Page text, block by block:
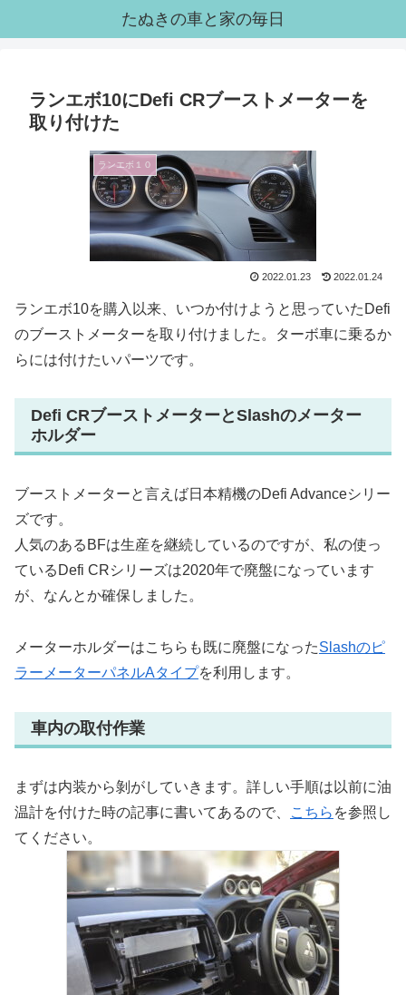
たぬきの車と家の毎日
ランエボ10にDefi CRブーストメーターを
取り付けた
ランエボ１０
2022.01.23 2022.01.24
ランエボ10を購入以来、いつか付けようと思っていたDefi
のブーストメーターを取り付けました。ターボ車に乗るか
らには付けたいパーツです。
Defi CRブーストメーターとSlashのメーター
ホルダー
ブーストメーターと言えば日本精機のDefi Advanceシリー
ズです。
人気のあるBFは生産を継続しているのですが、私の使っ
ているDefi CRシリーズは2020年で廃盤になっています
が、なんとか確保しました。
メーターホルダーはこちらも既に廃盤になったSlashのピ
ラーメーターパネルAタイプを利用します。
車内の取付作業
まずは内装から剝がしていきます。詳しい手順は以前に油
温計を付けた時の記事に書いてあるので、
こちら を参照し
てください。